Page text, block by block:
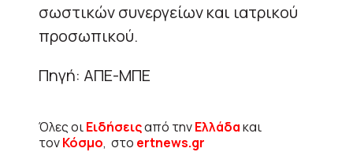
σωστικών συνεργείων και ιατρικού
προσωπικού.
Πηγή: ΑΠΕ-ΜΠΕ
Όλες οιΕιδήσειςαπό τηνΕλλάδακαι
τονΚόσμο, στο ertnews.gr